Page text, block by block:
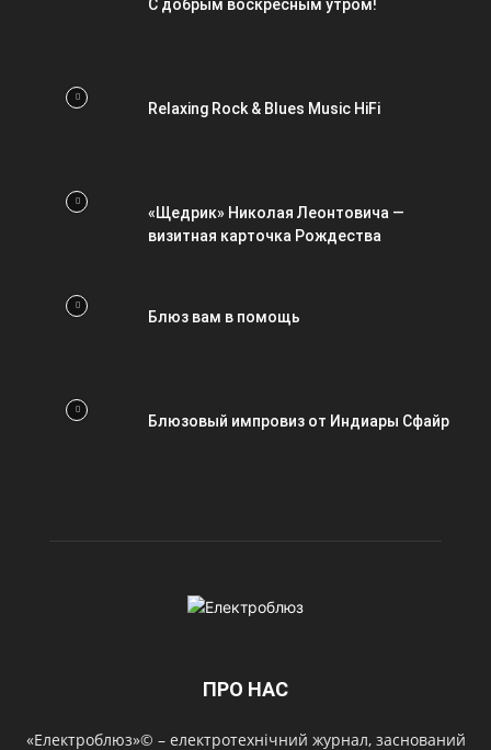
С добрым воскресным утром!
Relaxing Rock & Blues Music HiFi
«Щедрик» Николая Леонтовича —
визитная карточка Рождества
Блюз вам в помощь
Блюзовый импровиз от Индиары Сфайр
ПРО НАС
«Електроблюз»© – електротехнічний журнал, заснований